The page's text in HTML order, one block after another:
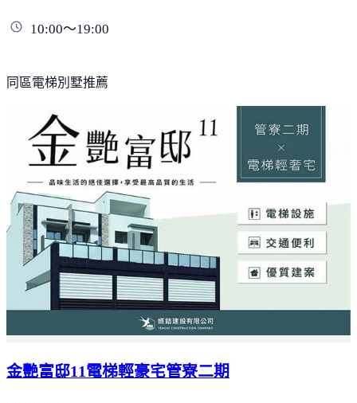
10:00～19:00
同區電梯別墅推薦
金艷富邸11電梯輕豪宅管寮二期